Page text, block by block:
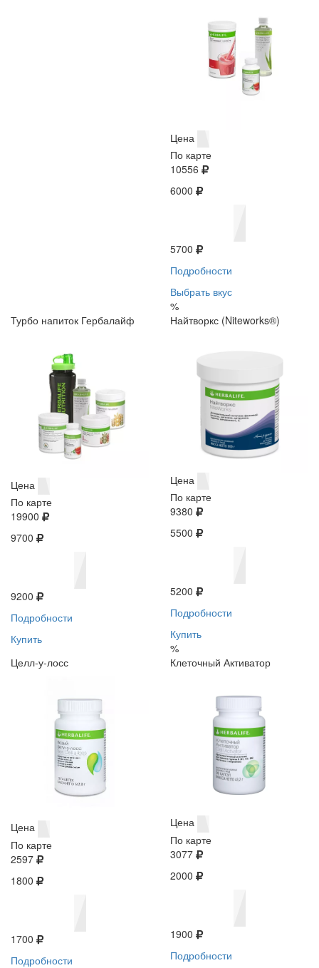
Цена
По карте
10556
6000
5700
Подробности
Выбрать вкус
%
Турбо напиток Гербалайф
Цена
По карте
19900
9700
9200
Подробности
Купить
Найтворкс (Niteworks®)
Цена
По карте
9380
5500
5200
Подробности
Купить
%
Целл-у-лосс
Цена
По карте
2597
1800
1700
Подробности
Клеточный Активатор
Цена
По карте
3077
2000
1900
Подробности